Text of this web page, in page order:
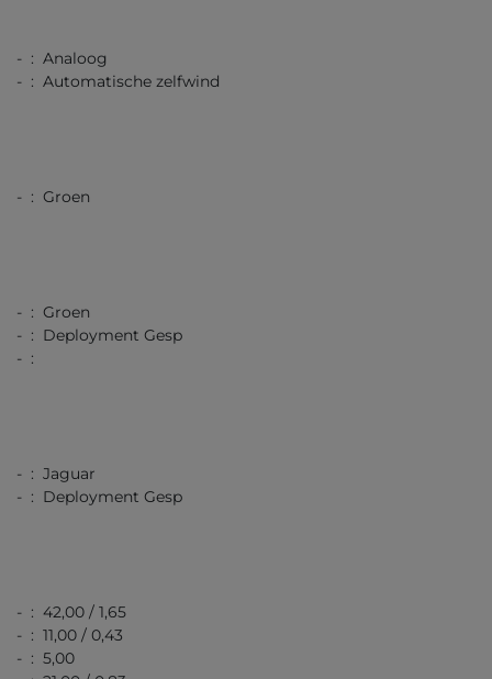
- : Analoog
- : Automatische zelfwind
- : Groen
- : Groen
- : Deployment Gesp
- :
- : Jaguar
- : Deployment Gesp
- : 42,00 / 1,65
- : 11,00 / 0,43
- : 5,00